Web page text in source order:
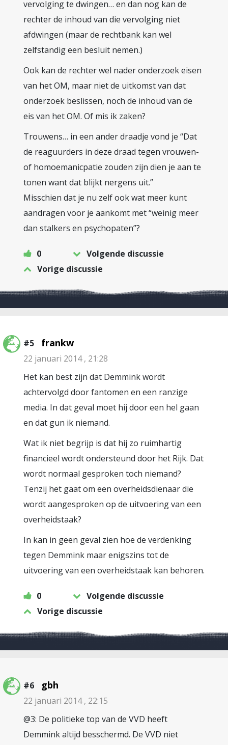
vervolging te dwingen… en dan nog kan de
rechter de inhoud van die vervolging niet
afdwingen (maar de rechtbank kan wel
zelfstandig een besluit nemen.)
Ook kan de rechter wel nader onderzoek eisen
van het OM, maar niet de uitkomst van dat
onderzoek beslissen, noch de inhoud van de
eis van het OM. Of mis ik zaken?
Trouwens… in een ander draadje vond je “Dat
de reaguurders in deze draad tegen vrouwen-
of homoemanicpatie zouden zijn dien je aan te
tonen want dat blijkt nergens uit.”
Misschien dat je nu zelf ook wat meer kunt
aandragen voor je aankomt met “weinig meer
dan stalkers en psychopaten”?
0
Volgende discussie
Vorige discussie
#5 frankw
22 januari 2014 , 21:28
Het kan best zijn dat Demmink wordt
achtervolgd door fantomen en een ranzige
media. In dat geval moet hij door een hel gaan
en dat gun ik niemand.
Wat ik niet begrijp is dat hij zo ruimhartig
financieel wordt ondersteund door het Rijk. Dat
wordt normaal gesproken toch niemand?
Tenzij het gaat om een overheidsdienaar die
wordt aangesproken op de uitvoering van een
overheidstaak?
In kan in geen geval zien hoe de verdenking
tegen Demmink maar enigszins tot de
uitvoering van een overheidstaak kan behoren.
0
Volgende discussie
Vorige discussie
#6 gbh
22 januari 2014 , 22:15
@3: De politieke top van de VVD heeft
Demmink altijd besschermd. De VVD niet